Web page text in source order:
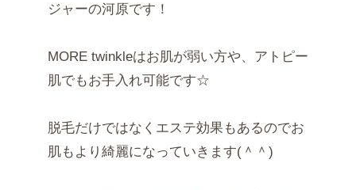
ジャーの河原です！
MORE twinkleはお肌が弱い方や、アトピー
肌でもお手入れ可能です☆
脱毛だけではなくエステ効果もあるのでお
肌もより綺麗になっていきます(＾＾)